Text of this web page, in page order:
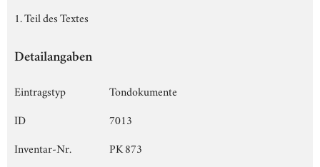
1. Teil des Textes
Detailangaben
Eintragstyp
Tondokumente
ID
7013
Inventar-Nr.
PK 873